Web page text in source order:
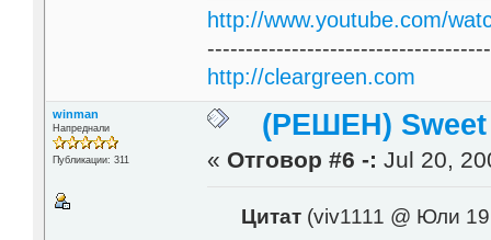
http://www.youtube.com/
http://cleargreen.com
winman
Напреднали
Публикации: 311
(РЕШЕН) Sweet
« Отговор #6 -: Jul 20,
Цитат(viv1111 @ Юли